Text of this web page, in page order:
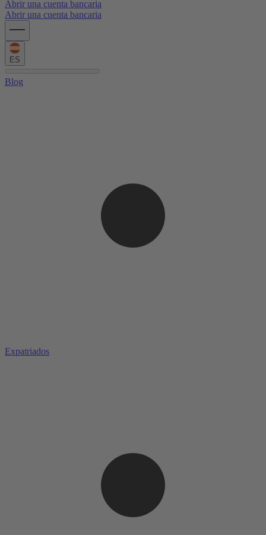
Abrir una cuenta bancaria
Abrir una cuenta bancaria
ES
Blog
Expatriados